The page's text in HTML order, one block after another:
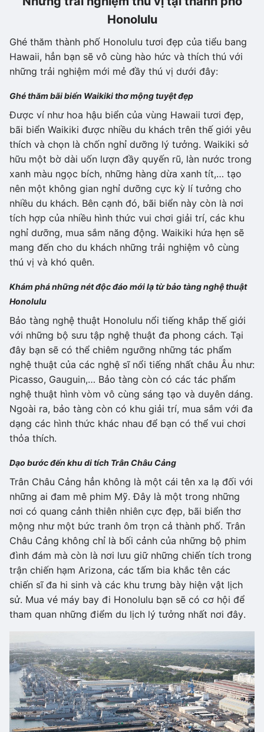
Honolulu
Ghé thăm thành phố Honolulu tươi đẹp của tiểu bang
Hawaii, hẳn bạn sẽ vô cùng hào hức và thích thú với
những trải nghiệm mới mẻ đầy thú vị dưới đây:
Ghé thăm bãi biển Waikiki thơ mộng tuyệt đẹp
Được ví như hoa hậu biển của vùng Hawaii tươi đẹp,
bãi biển Waikiki được nhiều du khách trên thế giới yêu
thích và chọn là chốn nghỉ dưỡng lý tưởng. Waikiki sở
hữu một bờ dài uốn lượn đầy quyến rũ, làn nước trong
xanh màu ngọc bích, những hàng dừa xanh tít,… tạo
nên một không gian nghỉ dưỡng cực kỳ lí tưởng cho
nhiều du khách. Bên cạnh đó, bãi biển này còn là nơi
tích hợp của nhiều hình thức vui chơi giải trí, các khu
nghỉ dưỡng, mua sắm năng động. Waikiki hứa hẹn sẽ
mang đến cho du khách những trải nghiệm vô cùng
thú vị và khó quên.
Khám phá những nét độc đáo mới lạ từ bảo tàng nghệ thuật
Honolulu
Bảo tàng nghệ thuật Honolulu nổi tiếng khắp thế giới
với những bộ sưu tập nghệ thuật đa phong cách. Tại
đây bạn sẽ có thể chiêm ngưỡng những tác phẩm
nghệ thuật của các nghệ sĩ nổi tiếng nhất châu Âu như:
Picasso, Gauguin,… Bảo tàng còn có các tác phẩm
nghệ thuật hình vòm vô cùng sáng tạo và duyên dáng.
Ngoài ra, bảo tàng còn có khu giải trí, mua sắm với đa
dạng các hình thức khác nhau để bạn có thể vui chơi
thỏa thích.
Dạo bước đến khu di tích Trân Châu Cảng
Trân Châu Cảng hẳn không là một cái tên xa lạ đối với
những ai đam mê phim Mỹ. Đây là một trong những
nơi có quang cảnh thiên nhiên cực đẹp, bãi biển thơ
mộng như một bức tranh ôm trọn cả thành phố. Trân
Châu Cảng không chỉ là bối cảnh của những bộ phim
đình đám mà còn là nơi lưu giữ những chiến tích trong
trận chiến hạm Arizona, các tấm bia khắc tên các
chiến sĩ đa hi sinh và các khu trưng bày hiện vật lịch
sử. Mua vé máy bay đi Honolulu bạn sẽ có cơ hội để
tham quan những điểm du lịch lý tưởng nhất nơi đây.